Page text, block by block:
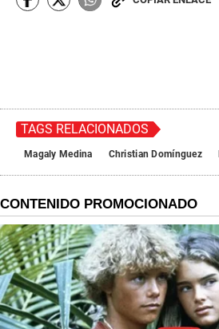
TAGS RELACIONADOS
Magaly Medina Christian Domínguez